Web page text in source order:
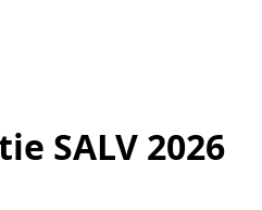
SALV 2026